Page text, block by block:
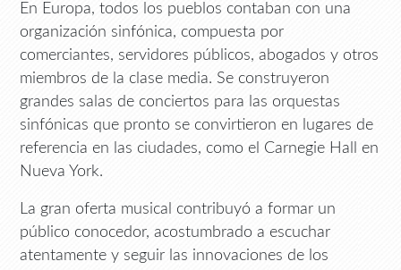
En Europa, todos los pueblos contaban con una
organización sinfónica, compuesta por
comerciantes, servidores públicos, abogados y otros
miembros de la clase media. Se construyeron
grandes salas de conciertos para las orquestas
sinfónicas que pronto se convirtieron en lugares de
referencia en las ciudades, como el Carnegie Hall en
Nueva York.
La gran oferta musical contribuyó a formar un
público conocedor, acostumbrado a escuchar
atentamente y seguir las innovaciones de los